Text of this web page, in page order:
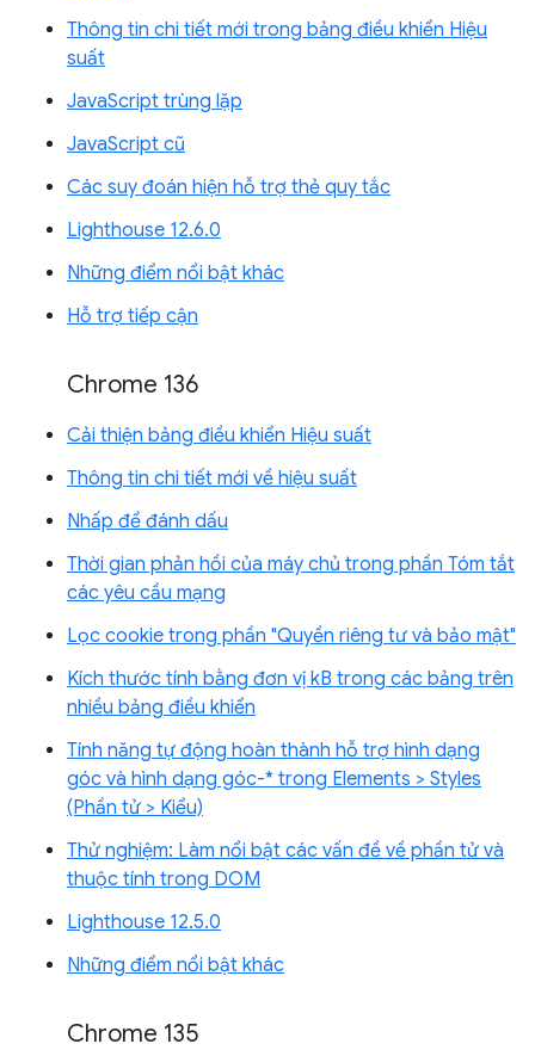
Thông tin chi tiết mới trong bảng điều khiển Hiệu
suất
JavaScript trùng lặp
JavaScript cũ
Các suy đoán hiện hỗ trợ thẻ quy tắc
Lighthouse 12.6.0
Những điểm nổi bật khác
Hỗ trợ tiếp cận
Chrome 136
Cải thiện bảng điều khiển Hiệu suất
Thông tin chi tiết mới về hiệu suất
Nhấp để đánh dấu
Thời gian phản hồi của máy chủ trong phần Tóm tắt
các yêu cầu mạng
Lọc cookie trong phần "Quyền riêng tư và bảo mật"
Kích thước tính bằng đơn vị kB trong các bảng trên
nhiều bảng điều khiển
Tính năng tự động hoàn thành hỗ trợ hình dạng
góc và hình dạng góc-* trong Elements > Styles
(Phần tử > Kiểu)
Thử nghiệm: Làm nổi bật các vấn đề về phần tử và
thuộc tính trong DOM
Lighthouse 12.5.0
Những điểm nổi bật khác
Chrome 135